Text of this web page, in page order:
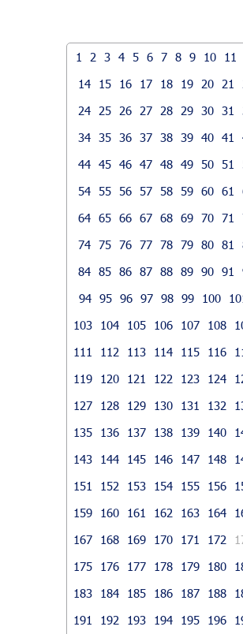
1 2 3 4 5 6 7 8 9 10 11
14
15 16 17 18 19 20 21
24
25 26 27 28 29 30 31
34 35 36 37 38 39 40 41
44 45 46 47 48 49 50 51
54 55 56 57 58 59 60 61
64 65 66 67 68 69 70 71
74 75 76 77 78 79 80 81
84 85 86 87 88 89 90 91
94 95 96 97 98 99 100
103
104 105 106 107 108
111
112 113 114 115 116
119
120 121 122 123 124
127
128 129 130 131 132
135
136 137 138 139 140
143
144 145 146 147 148
151
152 153 154 155 156
159
160 161 162 163 164
167
168 169 170 171 172
175
176 177 178 179 180
183
184 185 186 187 188
191
192 193 194 195 196